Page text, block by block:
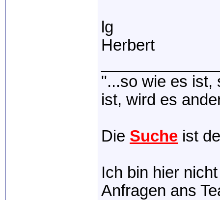
lg
Herbert
"...so wie es ist,
ist, wird es
Die Suche ist
Ich bin hier
Anfragen ans